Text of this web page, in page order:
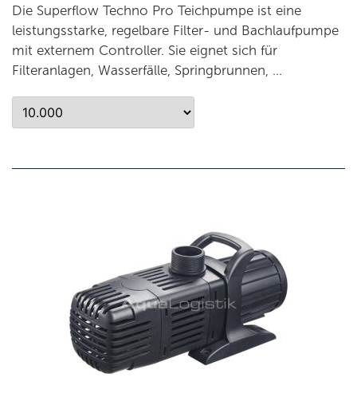
Die Superflow Techno Pro Teichpumpe ist eine
leistungsstarke, regelbare Filter- und Bachlaufpumpe
mit externem Controller. Sie eignet sich für
Filteranlagen, Wasserfälle, Springbrunnen, …